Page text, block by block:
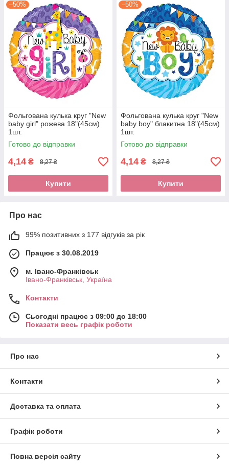
–50%
Фольгована кулька круг "New
baby girl" рожева 18"(45см)
1шт.
Готово до відправки
4,14 ₴ 8,27 ₴
Купити
–50%
Фольгована кулька круг "New
baby boy" блакитна 18"(45см)
1шт.
Готово до відправки
4,14 ₴ 8,27 ₴
Купити
Про нас
99% позитивних з 177 відгуків за рік
Працює з 30.08.2019
м. Івано-Франківськ
Івано-Франківськ, Україна
Контакти
Сьогодні працює з 09:00 до 18:00
Показати весь графік роботи
Про нас
Контакти
Доставка та оплата
Графік роботи
Повна версія сайту